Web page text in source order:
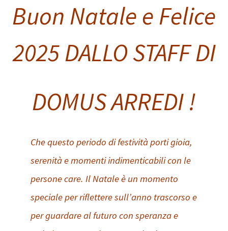
Buon Natale e Felice
2025 DALLO STAFF DI
DOMUS ARREDI !
Che questo periodo di festività porti gioia,
serenità e momenti indimenticabili con le
persone care. Il Natale è un momento
speciale per riflettere sull’anno trascorso e
per guardare al futuro con speranza e